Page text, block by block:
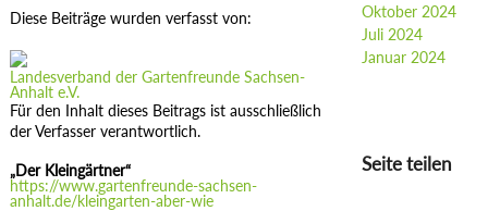
Diese Beiträge wurden verfasst von:
Landesverband der Gartenfreunde Sachsen-
Anhalt e.V.
Für den Inhalt dieses Beitrags ist ausschließlich
der Verfasser verantwortlich.
„Der Kleingärtner“
https://www.gartenfreunde-sachsen-
anhalt.de/kleingarten-aber-wie
Oktober 2024
Juli 2024
Januar 2024
Seite teilen